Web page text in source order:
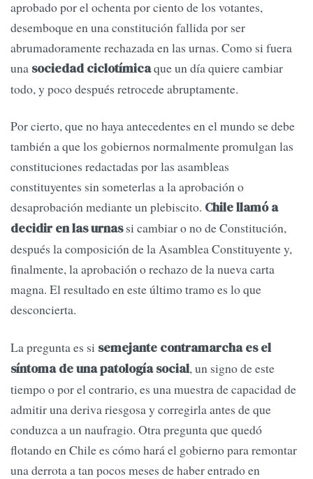
aprobado por el ochenta por ciento de los votantes,
desemboque en una constitución fallida por ser
abrumadoramente rechazada en las urnas. Como si fuera
una sociedad ciclotímicaque un día quiere cambiar
todo, y poco después retrocede abruptamente.
Por cierto, que no haya antecedentes en el mundo se debe
también a que los gobiernos normalmente promulgan las
constituciones redactadas por las asambleas
constituyentes sin someterlas a la aprobación o
desaprobación mediante un plebiscito. Chile llamó a
decidir en las urnassi cambiar o no de Constitución,
después la composición de la Asamblea Constituyente y,
finalmente, la aprobación o rechazo de la nueva carta
magna. El resultado en este último tramo es lo que
desconcierta.
La pregunta es si semejante contramarcha es el
síntoma de una patología social, un signo de este
tiempo o por el contrario, es una muestra de capacidad de
admitir una deriva riesgosa y corregirla antes de que
conduzca a un naufragio. Otra pregunta que quedó
flotando en Chile es cómo hará el gobierno para remontar
una derrota a tan pocos meses de haber entrado en